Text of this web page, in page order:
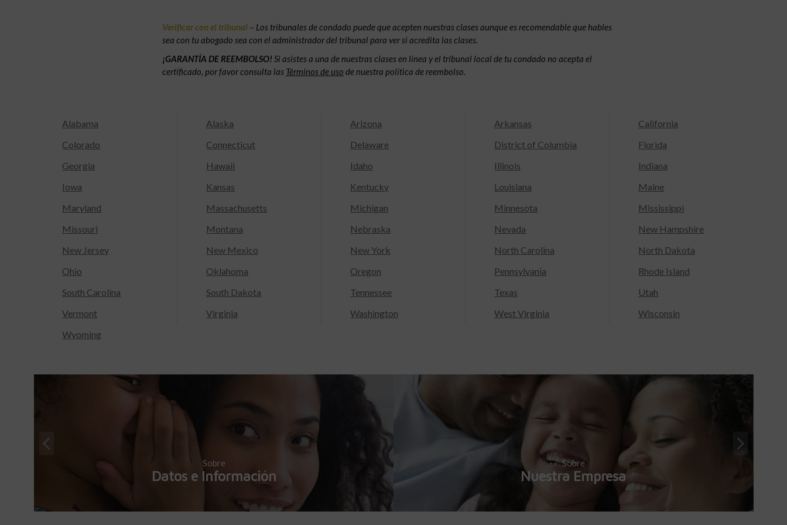
Verificar con el tribunal – Los tribunales de condado puede que acepten nuestras clases aunque es recomendable que hables
sea con tu abogado sea con el administrador del tribunal para ver si acredita las clases.
¡GARANTÍA DE REEMBOLSO! Si asistes a una de nuestras clases en línea y el tribunal local de tu condado no acepta el
certificado, por favor consulta las Términos de uso de nuestra política de reembolso.
Alabama Alaska Arizona Arkansas
California
Colorado
Connecticut Delaware District of Columbia
Florida
Georgia
Hawaii Idaho Illinois
Indiana
Iowa
Kansas Kentucky Louisiana
Maine
Maryland
Massachusetts Michigan Minnesota
Mississippi
Missouri
Montana Nebraska Nevada
New Hampshire
New Jersey
New Mexico New York North Carolina
North Dakota
Ohio
Oklahoma Oregon Pennsylvania
Rhode Island
South Carolina
South Dakota Tennessee Texas
Utah
Vermont
Virginia Washington West Virginia
Wisconsin
Wyoming
Sobre
Datos e Información
Sobre
Nuestra Empresa